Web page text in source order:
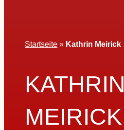
Startseite » Kathrin Meirick
KATHRIN
MEIRICK